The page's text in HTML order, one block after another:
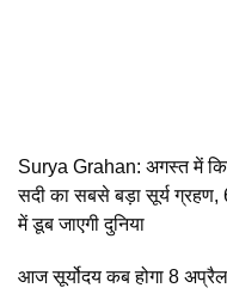
Surya Grahan: अगस्त में
सदी का सबसे बड़ा सूर्य
में डूब जाएगी दुनिया
आज सूर्योदय कब होगा 8